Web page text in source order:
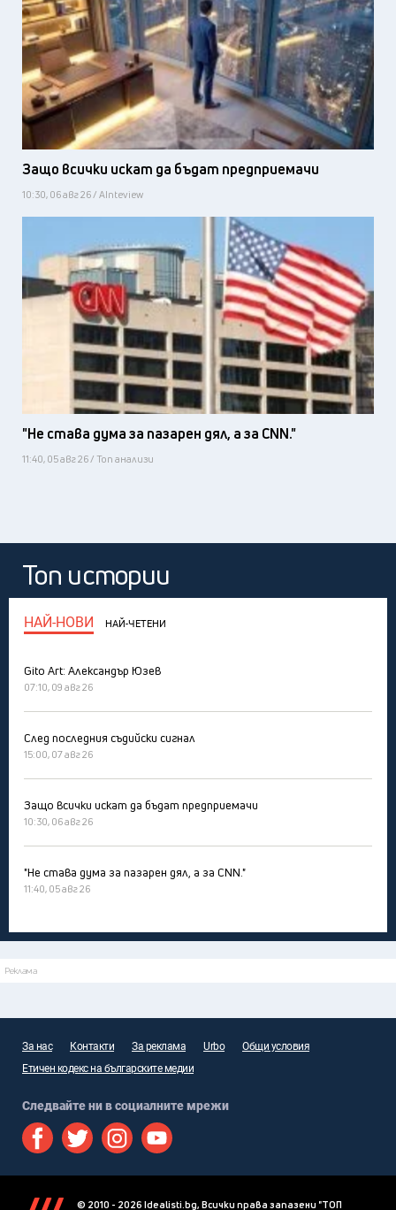
Защо всички искат да бъдат предприемачи
10:30, 06 авг 26 / AInteview
"Не става дума за пазарен дял, а за CNN."
11:40, 05 авг 26 / Топ анализи
Топ истории
НАЙ-НОВИ НАЙ-ЧЕТЕНИ
Gito Art: Александър Юзев
07:10, 09 авг 26
След последния съдийски сигнал
15:00, 07 авг 26
Защо всички искат да бъдат предприемачи
10:30, 06 авг 26
"Не става дума за пазарен дял, а за CNN."
11:40, 05 авг 26
Реклама
За нас Контакти За реклама Urbo
Общи условия
Етичен кодекс на българските медии
Следвайте ни в социалните мрежи
© 2010 - 2026 Idealisti.bg, Всички права запазени "ТОП